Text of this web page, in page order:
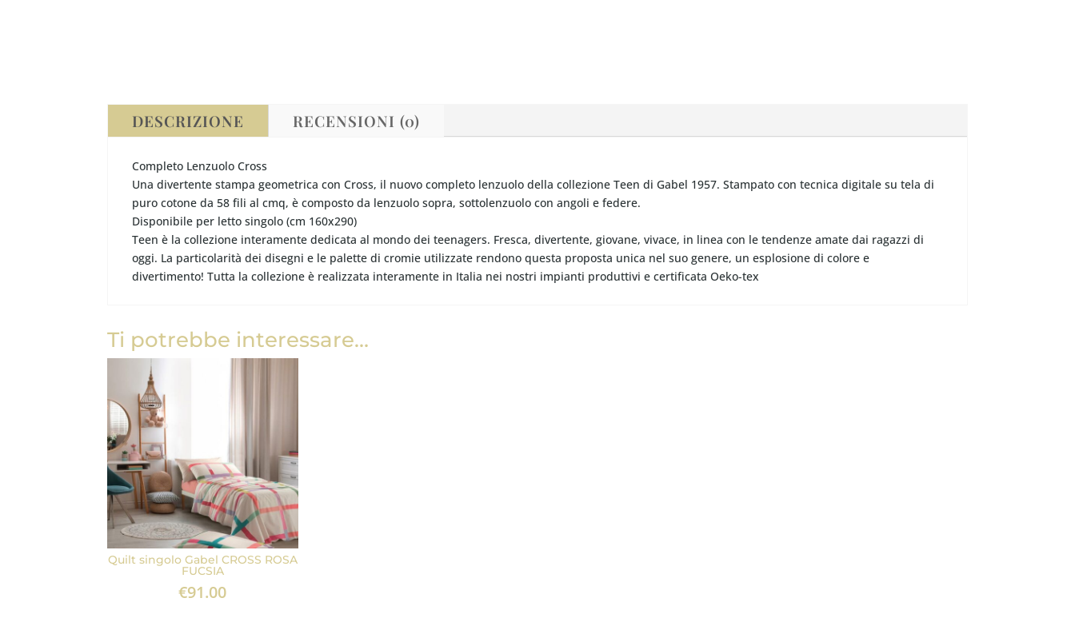
DESCRIZIONE RECENSIONI (0)
Completo Lenzuolo Cross
Una divertente stampa geometrica con Cross, il nuovo completo lenzuolo della collezione Teen di Gabel 1957. Stampato con tecnica digitale su tela di
puro cotone da 58 fili al cmq, è composto da lenzuolo sopra, sottolenzuolo con angoli e federe.
Disponibile per letto singolo (cm 160x290)
Teen è la collezione interamente dedicata al mondo dei teenagers. Fresca, divertente, giovane, vivace, in linea con le tendenze amate dai ragazzi di
oggi. La particolarità dei disegni e le palette di cromie utilizzate rendono questa proposta unica nel suo genere, un esplosione di colore e
divertimento! Tutta la collezione è realizzata interamente in Italia nei nostri impianti produttivi e certificata Oeko-tex
Ti potrebbe interessare…
Quilt singolo Gabel CROSS ROSA
FUCSIA
€91.00